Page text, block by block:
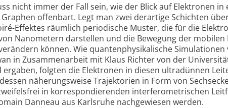
nicht immer der Fall sein, wie der Blick auf Elektronen
offenbart. Legt man zwei derartige Schichten
Effektes räumlich periodische Muster, die für die
Nanometern darstellen und die Bewegung der
können. Wie quanten­physikalische Simulationen
in Zusammenarbeit mit Klaus Richter von der
ergaben, folgten die Elektronen in diesen ultradünnen
näherungs­weise Trajek­torien in Form von
in korrespon­dierenden inter­ferometrischen
Danneau aus Karlsruhe nachgewiesen werden.